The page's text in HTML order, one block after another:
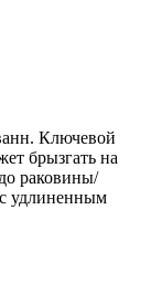
Ключевой
брызгать на
раковины/
удлиненным